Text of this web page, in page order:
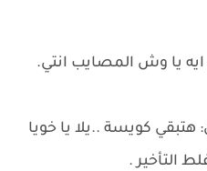
يا وش المصايب انتي.
كويسة ..يلا يا خويا
التأخير .